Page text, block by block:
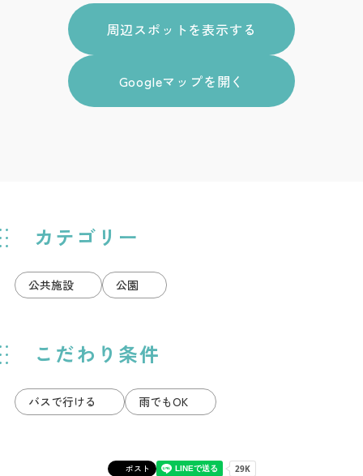
カテゴリー
公共施設 公園
こだわり条件
バスで行ける 雨でもOK
ポスト
周辺スポットを表示する
Googleマップを開く